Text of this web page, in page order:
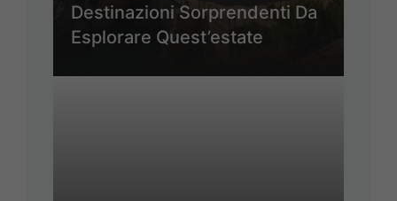
Destinazioni Sorprendenti Da
Esplorare Quest’estate